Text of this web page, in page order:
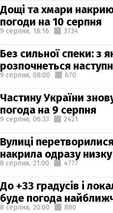
Дощі та хмари
погоди на 10 серпня
9 серпня, 18:16 3734
Без сильної спеки: з
розпочнеться
9 серпня, 08:00 670
Частину України
погода на 9 серпня
9 серпня, 06:33 2421
Вулиці
накрила одразу низку
8 серпня, 21:00 4777
До +33 градусів і
буде погода
8 серпня, 20:00 880